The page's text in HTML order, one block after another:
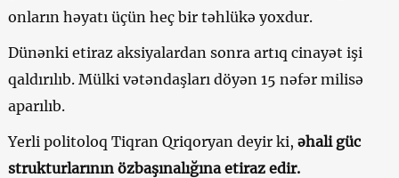
onların həyatı üçün heç bir təhlükə yoxdur.
Dünənki etiraz aksiyalardan sonra artıq cinayət işi
qaldırılıb. Mülki vətəndaşları döyən 15 nəfər milisə
aparılıb.
Yerli politoloq Tiqran Qriqoryan deyir ki, əhali güc
strukturlarının özbaşınalığına etiraz edir.